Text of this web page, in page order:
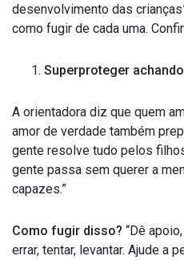
desenvolvimento das
como fugir de cada uma.
Superproteger
A orientadora diz que quem
amor de verdade também
gente resolve tudo pelos
gente passa sem querer a
capazes.”
Como fugir disso? “Dê
errar, tentar, levantar. Ajude a